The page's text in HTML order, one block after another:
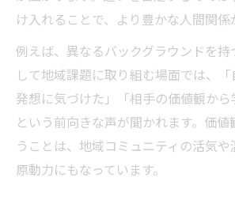
け入れることで、より豊かな人間関係
例えば、異なるバックグラウンドを
して地域課題に取り組む場面では、
発想に気づけた」「相手の価値観から
という前向きな声が聞かれます。価
うことは、地域コミュニティの活気
原動力にもなっています。